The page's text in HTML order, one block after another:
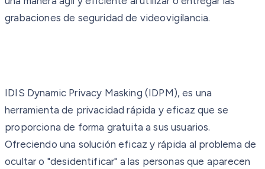
grabaciones de seguridad de videovigilancia.
IDIS Dynamic Privacy Masking (IDPM), es una
herramienta de privacidad rápida y eficaz que se
proporciona de forma gratuita a sus usuarios.
Ofreciendo una solución eficaz y rápida al problema de
ocultar o "desidentificar" a las personas que aparecen